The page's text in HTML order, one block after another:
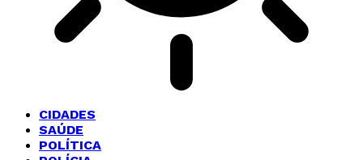
CIDADES
SAÚDE
POLÍTICA